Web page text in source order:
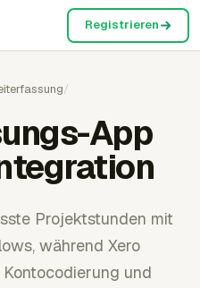
Registrieren
/
App
Projektstunden mit
während Xero
und